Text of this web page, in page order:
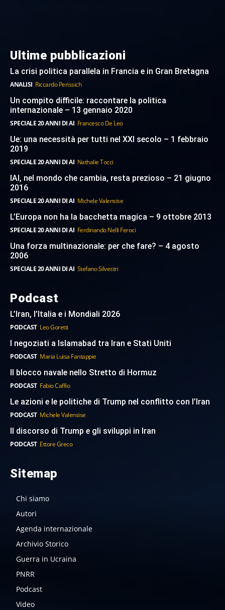
Ultime pubblicazioni
La crisi politica parallela in Francia e in Gran Bretagna
ANALISI Riccardo Perissich
Un compito difficile: raccontare la politica
internazionale – 13 gennaio 2020
SPECIALE 20 ANNI DI AI Francesco De Leo
Ue: una necessità per tutti nel XXI secolo – 1 febbraio
2019
SPECIALE 20 ANNI DI AI Nathalie Tocci
IAI, nel mondo che cambia, resta prezioso – 21 giugno
2016
SPECIALE 20 ANNI DI AI Michele Valensise
L’Europa non ha la bacchetta magica – 9 ottobre 2013
SPECIALE 20 ANNI DI AI Ferdinando Nelli Feroci
Una forza multinazionale: per che fare? – 4 agosto
2006
SPECIALE 20 ANNI DI AI Stefano Silvestri
Podcast
L’Iran, l’Italia e i Mondiali 2026
PODCAST Leo Goretti
I negoziati a Islamabad tra Iran e Stati Uniti
PODCAST Maria Luisa Fantappie
Il blocco navale nello Stretto di Hormuz
PODCAST Fabio Caffio
Le azioni e le politiche di Trump nel conflitto con l’Iran
PODCAST Michele Valensise
Il discorso di Trump e gli sviluppi in Iran
PODCAST Ettore Greco
Sitemap
Chi siamo
Autori
Agenda internazionale
Archivio Storico
Guerra in Ucraina
PNRR
Podcast
Video